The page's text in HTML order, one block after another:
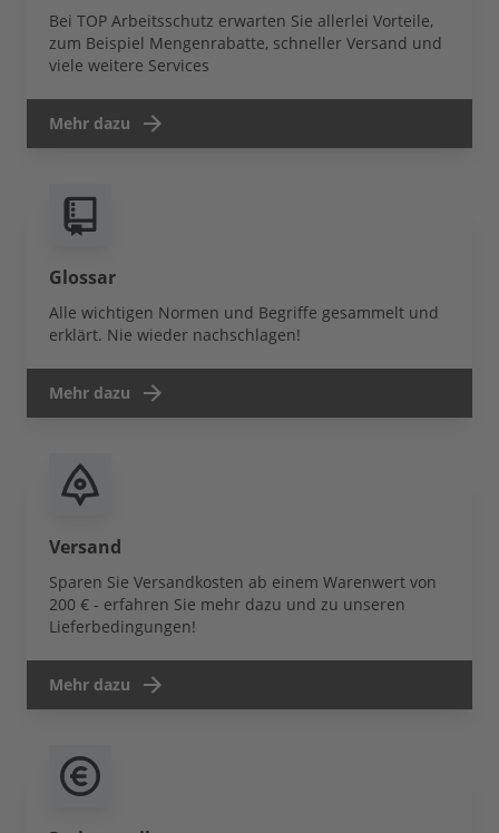
Bei TOP Arbeitsschutz erwarten Sie allerlei Vorteile,
zum Beispiel Mengenrabatte, schneller Versand und
viele weitere Services
Mehr dazu
Glossar
Alle wichtigen Normen und Begriffe gesammelt und
erklärt. Nie wieder nachschlagen!
Mehr dazu
Versand
Sparen Sie Versandkosten ab einem Warenwert von
200 € - erfahren Sie mehr dazu und zu unseren
Lieferbedingungen!
Mehr dazu